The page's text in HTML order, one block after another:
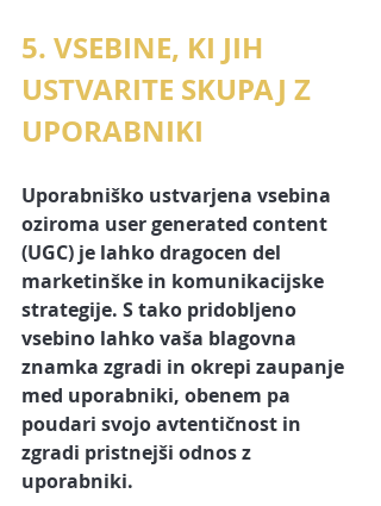
5. VSEBINE, KI JIH
USTVARITE SKUPAJ Z
UPORABNIKI
Uporabniško ustvarjena vsebina
oziroma user generated content
(UGC) je lahko dragocen del
marketinške in komunikacijske
strategije. S tako pridobljeno
vsebino lahko vaša blagovna
znamka zgradi in okrepi zaupanje
med uporabniki, obenem pa
poudari svojo avtentičnost in
zgradi pristnejši odnos z
uporabniki.